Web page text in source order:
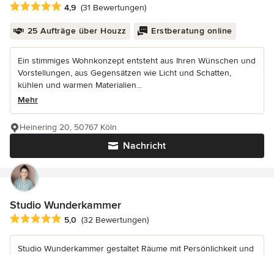
Durchschnittliche Bewertung: 4.9 von 5 Sternen
4,9 (31 Bewertungen)
25 Aufträge über Houzz Erstberatung online
Ein stimmiges Wohnkonzept entsteht aus Ihren Wünschen und
Vorstellungen, aus Gegensätzen wie Licht und Schatten,
kühlen und warmen Materialien...
Mehr
Nachricht
Heinering 20, 50767 Köln
Studio Wunderkammer
Durchschnittliche Bewertung: 5 von 5 Sternen
5,0 (32 Bewertungen)
Studio Wunderkammer gestaltet Räume mit Persönlichkeit und